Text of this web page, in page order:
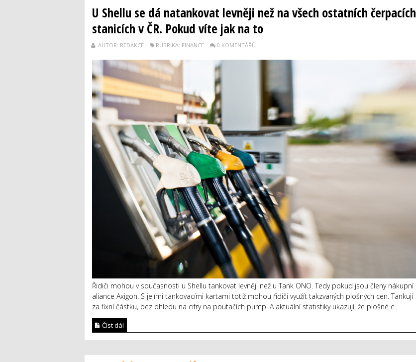
U Shellu se dá natankovat levněji než na všech ostatních čerpacích
stanicích v ČR. Pokud víte jak na to
AUTOR: REDAKCE RUBRIKA: FINANCE 0 KOMENTÁŘŮ
Řidiči mohou v současnosti u Shellu tankovat levněji než u Tank ONO. Tedy pokud jsou členy nákupní
aliance Axigon. S jejími tankovacími kartami totiž mohou řidiči využít takzvaných plošných cen. Tankují
za fixní částku, bez ohledu na cifry na poutačích pump. A aktuální statistiky ukazují, že plošné c...
Číst dál